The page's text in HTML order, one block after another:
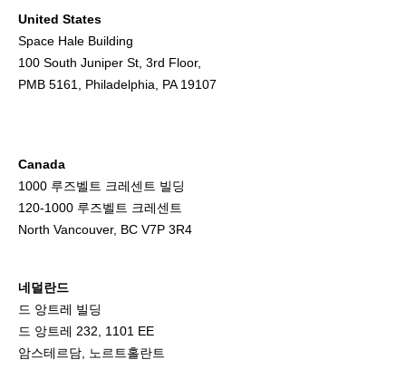
United States
Space Hale Building
100 South Juniper St, 3rd Floor,
PMB 5161, Philadelphia, PA 19107
Canada
1000 루즈벨트 크레센트 빌딩
120-1000 루즈벨트 크레센트
North Vancouver, BC V7P 3R4
네덜란드
드 앙트레 빌딩
드 앙트레 232, 1101 EE
암스테르담, 노르트홀란트